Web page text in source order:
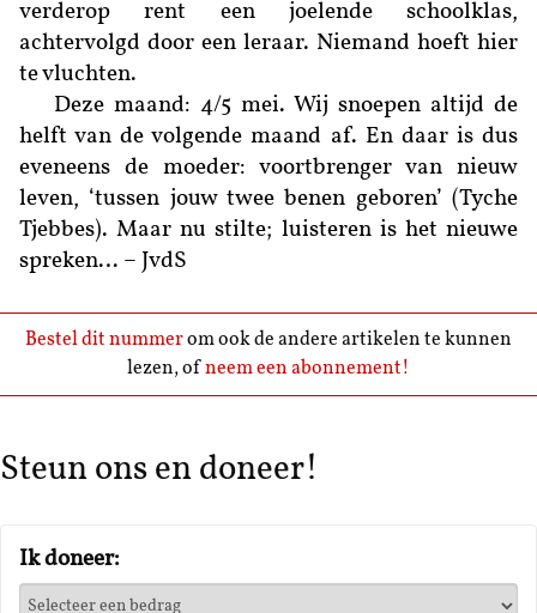
verderop rent een joelende schoolklas,
achtervolgd door een leraar. Niemand hoeft hier
te vluchten.
Deze maand: 4/5 mei. Wij snoepen altijd de
helft van de volgende maand af. En daar is dus
eveneens de moeder: voortbrenger van nieuw
leven, ‘tussen jouw twee benen geboren’ (Tyche
Tjebbes). Maar nu stilte; luisteren is het nieuwe
spreken… – JvdS
Bestel dit nummerom ook de andere artikelen te kunnen
lezen, ofneem een abonnement!
Steun ons en doneer!
Ik doneer: